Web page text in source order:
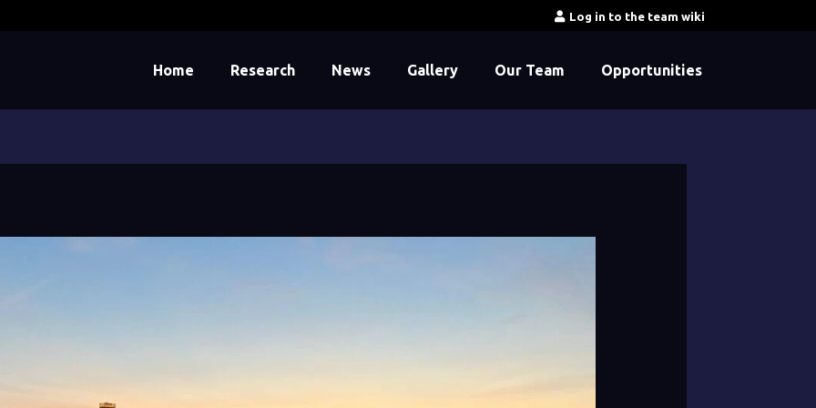
Log in to the team wiki
Home Research News Gallery Our Team Opportunities